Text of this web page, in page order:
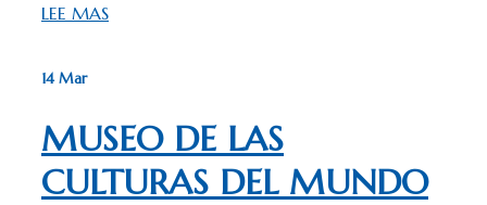
LEE MAS
14 Mar
MUSEO DE LAS
CULTURAS DEL MUNDO